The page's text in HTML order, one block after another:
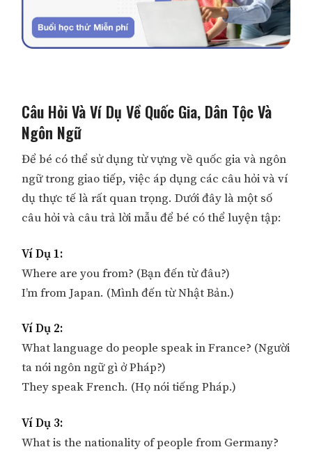
Câu Hỏi Và Ví Dụ Về Quốc Gia, Dân Tộc Và
Ngôn Ngữ
Để bé có thể sử dụng từ vựng về quốc gia và ngôn
ngữ trong giao tiếp, việc áp dụng các câu hỏi và ví
dụ thực tế là rất quan trọng. Dưới đây là một số
câu hỏi và câu trả lời mẫu để bé có thể luyện tập:
Ví Dụ 1:
Where are you from? (Bạn đến từ đâu?)
I’m from Japan. (Mình đến từ Nhật Bản.)
Ví Dụ 2:
What language do people speak in France? (Người
ta nói ngôn ngữ gì ở Pháp?)
They speak French. (Họ nói tiếng Pháp.)
Ví Dụ 3:
What is the nationality of people from Germany?